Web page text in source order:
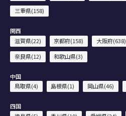
三重県(158)
関西
滋賀県(22)
京都府(158) 大阪府(638)
奈良県(12)
和歌山県(3)
中国
鳥取県(4)
島根県(1) 岡山県(46)
四国